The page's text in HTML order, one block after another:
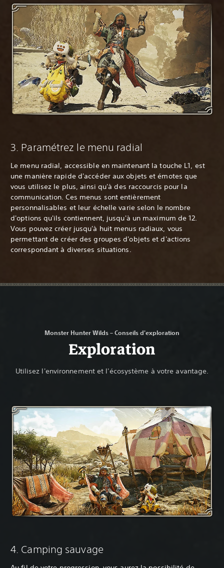
‎3. Paramétrez le menu radial
Le menu radial, accessible en maintenant la touche L1, est
une manière rapide d'accéder aux objets et émotes que
vous utilisez le plus, ainsi qu'à des raccourcis pour la
communication. Ces menus sont entièrement
personnalisables et leur échelle varie selon le nombre
d'options qu'ils contiennent, jusqu'à un maximum de 12.
Vous pouvez créer jusqu'à huit menus radiaux, vous
permettant de créer des groupes d'objets et d'actions
correspondant à diverses situations.
Monster Hunter Wilds – Conseils d'exploration
Exploration
Utilisez l'environnement et l'écosystème à votre avantage.
‎4. Camping sauvage